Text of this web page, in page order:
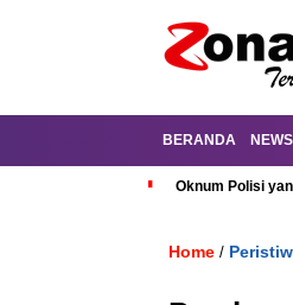
BERANDA NEWS
Oknum Polisi
Home /